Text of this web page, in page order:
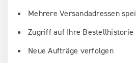
Mehrere Versandadressen
Zugriff auf Ihre Bestellhistorie
Neue Aufträge verfolgen